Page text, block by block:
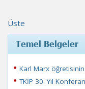
Üste
Temel Belgeler
Karl Marx öğretisinin
TKİP 30. Yıl